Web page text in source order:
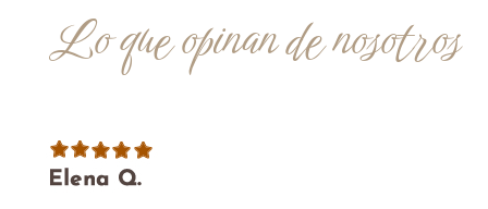
Lo que opinan de nosotros